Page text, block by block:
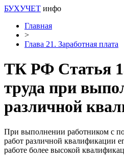
БУХУЧЕТ инфо
Главная
>
Глава 21. Заработная плата
ТК РФ Статья
труда при
различной
При выполнении работником с
работ различной квалификации
работе более высокой